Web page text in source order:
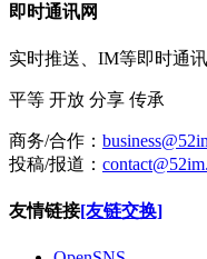
即时通讯网
实时推送、IM等即时通
平等 开放 分享 传承
商务/合作：
投稿/报道：
友情链接[友链交换]